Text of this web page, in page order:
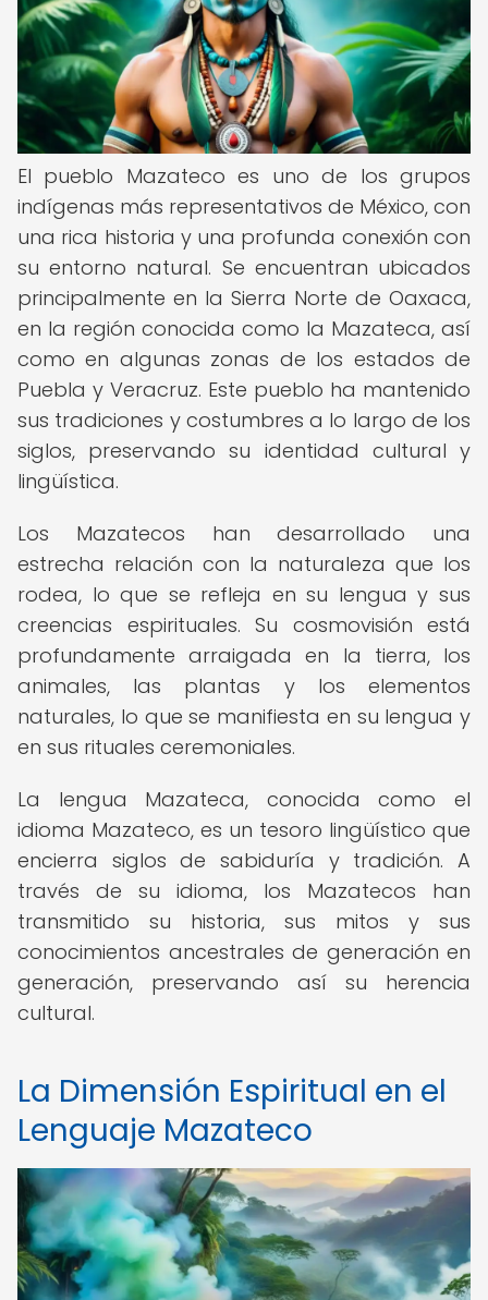
El pueblo Mazateco es uno de los grupos
indígenas más representativos de México, con
una rica historia y una profunda conexión con
su entorno natural. Se encuentran ubicados
principalmente en la Sierra Norte de Oaxaca,
en la región conocida como la Mazateca, así
como en algunas zonas de los estados de
Puebla y Veracruz. Este pueblo ha mantenido
sus tradiciones y costumbres a lo largo de los
siglos, preservando su identidad cultural y
lingüística.
Los Mazatecos han desarrollado una
estrecha relación con la naturaleza que los
rodea, lo que se refleja en su lengua y sus
creencias espirituales. Su cosmovisión está
profundamente arraigada en la tierra, los
animales, las plantas y los elementos
naturales, lo que se manifiesta en su lengua y
en sus rituales ceremoniales.
La lengua Mazateca, conocida como el
idioma Mazateco, es un tesoro lingüístico que
encierra siglos de sabiduría y tradición. A
través de su idioma, los Mazatecos han
transmitido su historia, sus mitos y sus
conocimientos ancestrales de generación en
generación, preservando así su herencia
cultural.
La Dimensión Espiritual en el
Lenguaje Mazateco